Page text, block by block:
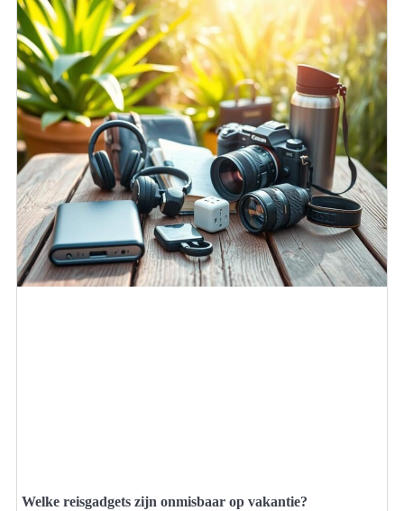
Welke reisgadgets zijn onmisbaar op vakantie?